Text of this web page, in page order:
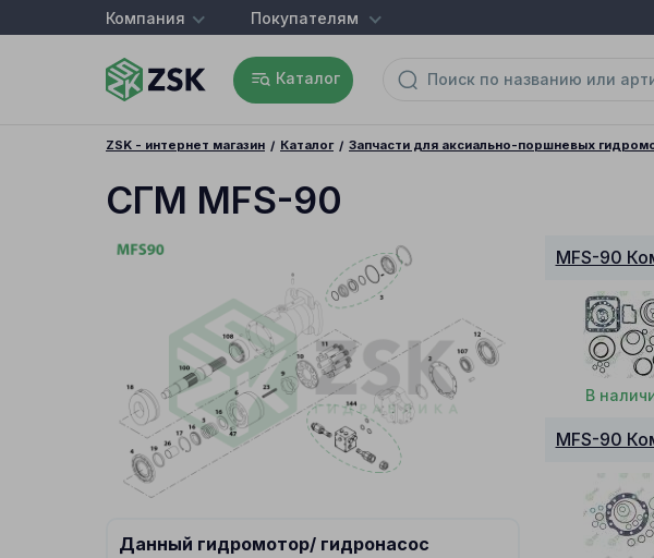
Компания Покупателям
Каталог
ZSK - интернет магазин Каталог Запчасти для аксиально-поршневых
СГМ MFS-90
Данный гидромотор/ гидронасос
MFS-90
В
MFS-90